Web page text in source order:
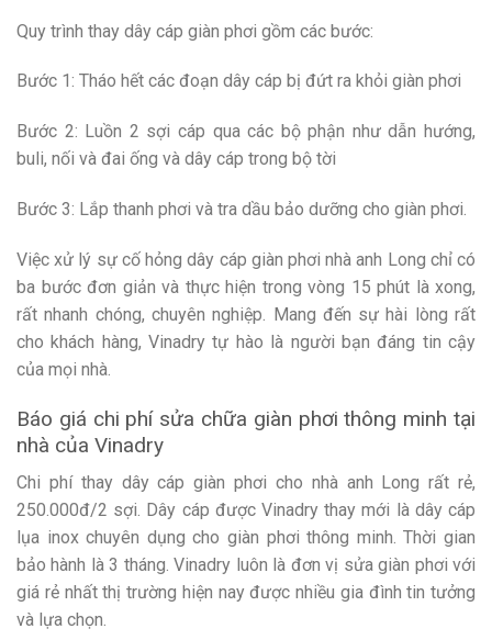
Quy trình thay dây cáp giàn phơi gồm các bước:
Bước 1: Tháo hết các đoạn dây cáp bị đứt ra khỏi giàn phơi
Bước 2: Luồn 2 sợi cáp qua các bộ phận như dẫn hướng,
buli, nối và đai ống và dây cáp trong bộ tời
Bước 3: Lắp thanh phơi và tra dầu bảo dưỡng cho giàn phơi.
Việc xử lý sự cố hỏng dây cáp giàn phơi nhà anh Long chỉ có
ba bước đơn giản và thực hiện trong vòng 15 phút là xong,
rất nhanh chóng, chuyên nghiệp. Mang đến sự hài lòng rất
cho khách hàng, Vinadry tự hào là người bạn đáng tin cậy
của mọi nhà.
Báo giá chi phí sửa chữa giàn phơi thông minh tại
nhà của Vinadry
Chi phí thay dây cáp giàn phơi cho nhà anh Long rất rẻ,
250.000đ/2 sợi. Dây cáp được Vinadry thay mới là dây cáp
lụa inox chuyên dụng cho giàn phơi thông minh. Thời gian
bảo hành là 3 tháng. Vinadry luôn là đơn vị sửa giàn phơi với
giá rẻ nhất thị trường hiện nay được nhiều gia đình tin tưởng
và lựa chọn.